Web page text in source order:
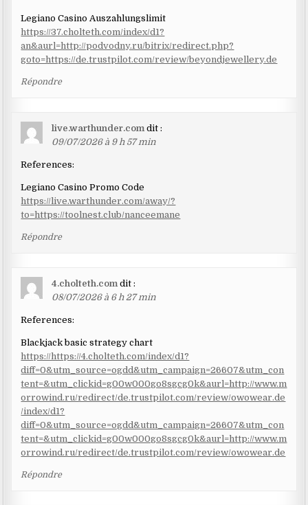
Legiano Casino Auszahlungslimit
https://37.cholteth.com/index/d1?
an&aurl=http://podvodny.ru/bitrix/redirect.php?
goto=https://de.trustpilot.com/review/beyondjewellery.de
Répondre
live.warthunder.com dit :
09/07/2026 à 9 h 57 min
References:
Legiano Casino Promo Code
https://live.warthunder.com/away/?
to=https://toolnest.club/nanceemane
Répondre
4.cholteth.com dit :
08/07/2026 à 6 h 27 min
References:
Blackjack basic strategy chart
https://https://4.cholteth.com/index/d1?
diff=0&utm_source=ogdd&utm_campaign=26607&utm_con
tent=&utm_clickid=g00w000go8sgcg0k&aurl=http://www.m
orrowind.ru/redirect/de.trustpilot.com/review/owowear.de
/index/d1?
diff=0&utm_source=ogdd&utm_campaign=26607&utm_con
tent=&utm_clickid=g00w000go8sgcg0k&aurl=http://www.m
orrowind.ru/redirect/de.trustpilot.com/review/owowear.de
Répondre